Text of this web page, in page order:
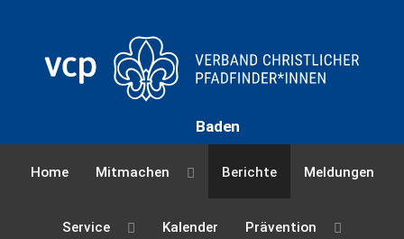
Baden
Home Mitmachen Berichte Meldungen
Service Kalender Prävention